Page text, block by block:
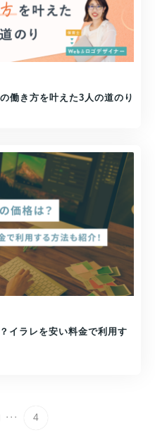
働き方を叶えた3人の道のり
イラレを安い料金で利用す
... 4